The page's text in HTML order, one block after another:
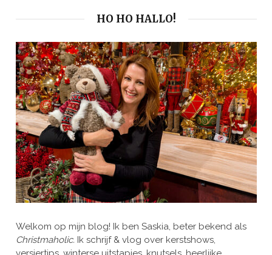
HO HO HALLO!
Welkom op mijn blog! Ik ben Saskia, beter bekend als
Christmaholic. Ik schrijf & vlog over kerstshows,